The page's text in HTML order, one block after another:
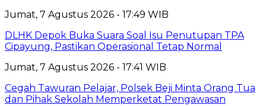
Jumat, 7 Agustus 2026 - 17:49 WIB
DLHK Depok Buka Suara Soal Isu Penutupan TPA
Cipayung, Pastikan Operasional Tetap Normal
Jumat, 7 Agustus 2026 - 17:41 WIB
Cegah Tawuran Pelajar, Polsek Beji Minta Orang Tua
dan Pihak Sekolah Memperketat Pengawasan